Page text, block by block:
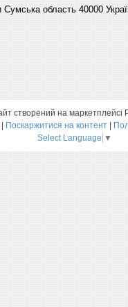
Сумська область 40000
створений на маркетплейсі
bmw-pride.com.ua | Поскаржитися на контент |
Select Language ▼